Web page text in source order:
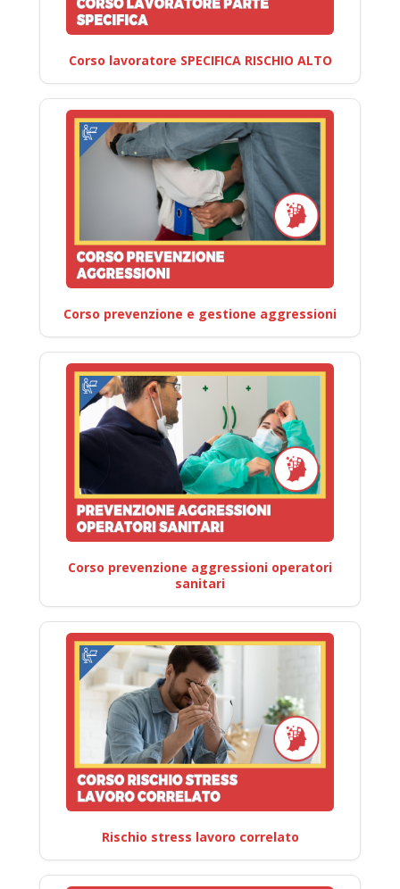
Corso lavoratore SPECIFICA RISCHIO ALTO
Corso prevenzione e gestione aggressioni
Corso prevenzione aggressioni operatori
sanitari
Rischio stress lavoro correlato